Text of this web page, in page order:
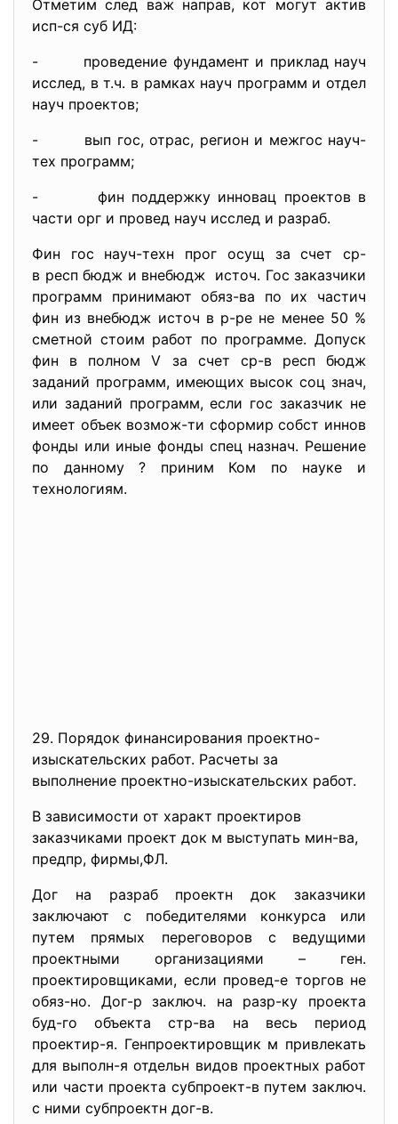
Отметим след важ направ, кот могут актив
исп-ся суб ИД:
- проведение фундамент и приклад науч
исслед, в т.ч. в рамках науч программ и отдел
науч проектов;
- вып гос, отрас, регион и межгос науч-
тех программ;
- фин поддержку инновац проектов в
части орг и провед науч исслед и разраб.
Фин гос науч-техн прог осущ за счет ср-
в респ бюдж и внебюдж источ. Гос заказчики
программ принимают обяз-ва по их частич
фин из внебюдж источ в р-ре не менее 50 %
сметной стоим работ по программе. Допуск
фин в полном V за счет ср-в респ бюдж
заданий программ, имеющих высок соц знач,
или заданий программ, если гос заказчик не
имеет объек возмож-ти сформир собст иннов
фонды или иные фонды спец назнач. Решение
по данному ? приним Ком по науке и
технологиям.
29. Порядок финансирования проектно-
изыскательских работ. Расчеты за
выполнение проектно-изыскательских работ.
В зависимости от характ проектиров
заказчиками проект док м выступать мин-ва,
предпр, фирмы,ФЛ.
Дог на разраб проектн док заказчики
заключают с победителями конкурса или
путем прямых переговоров с ведущими
проектными организациями – ген.
проектировщиками, если провед-е торгов не
обяз-но. Дог-р заключ. на разр-ку проекта
буд-го объекта стр-ва на весь период
проектир-я. Генпроектировщик м привлекать
для выполн-я отдельн видов проектных работ
или части проекта субпроект-в путем заключ.
с ними субпроектн дог-в.